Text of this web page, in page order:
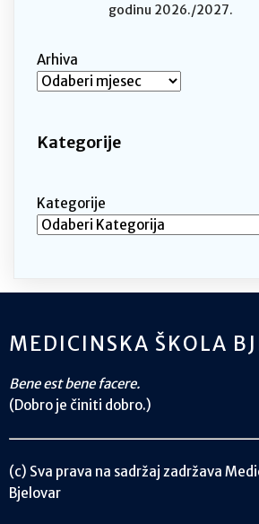
godinu 2026./2027.
Arhiva
Kategorije
Kategorije
MEDICINSKA ŠKOLA
Bene est bene facere.
(Dobro je činiti dobro.)
(c) Sva prava na sadržaj zadržava
Bjelovar